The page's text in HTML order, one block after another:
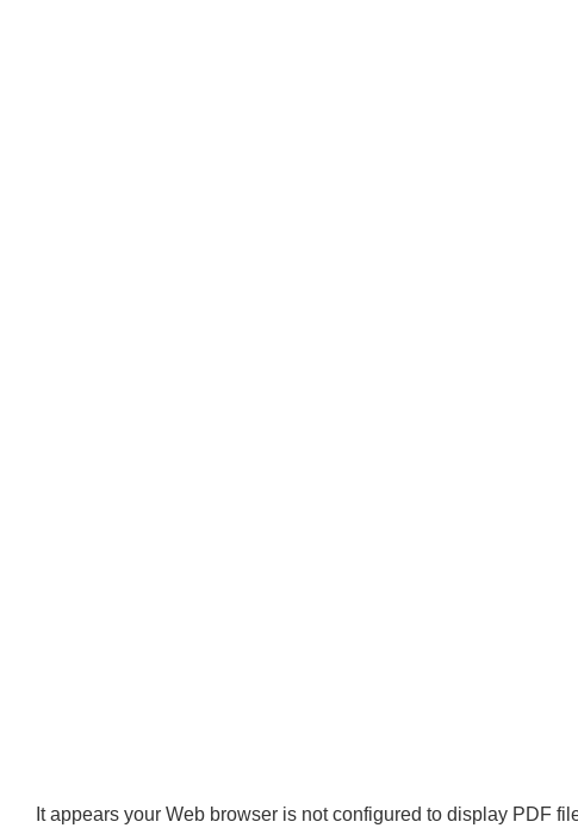
It appears your Web browser is not configured to display PDF